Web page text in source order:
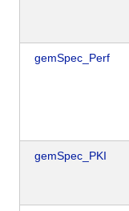
gemSpec_Perf
gemSpec_PKI